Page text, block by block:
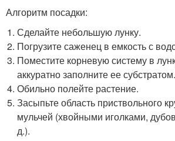
Алгоритм посадки:
Сделайте небольшую лунку.
Погрузите саженец в емкость с
Поместите корневую систему в
аккуратно заполните ее субстратом.
Обильно полейте растение.
Засыпьте область приствольного
мульчей (хвойными иголками,
д.).